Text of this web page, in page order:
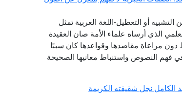
أو التعطيل-اللغة العربية تمثل
الذي أرساه علماء الأمة صان العقيدة
مراعاة مقاصدها وقواعدها كان سببًا
فهم النصوص واستنباط معانيها الصحيحة
الكامل نجل شقيقته الكريمة